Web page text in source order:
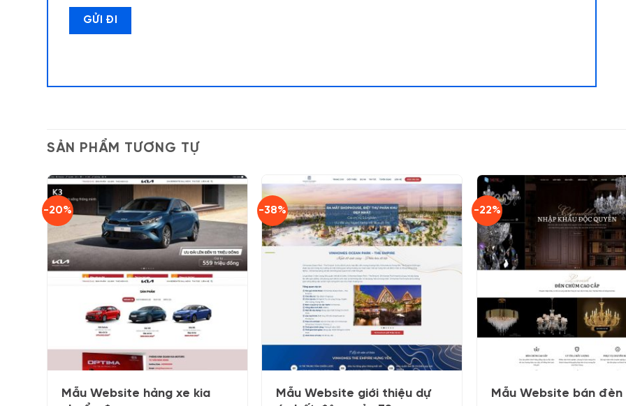
SẢN PHẨM TƯƠNG TỰ
-20%
Mẫu Website hảng xe kia
-38%
Mẫu Website giới thiệu dự
-22%
Mẫu Website bán đèn